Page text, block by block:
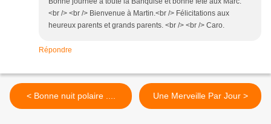
<br /> <br /> Bienvenue à Martin.<br /> Félicitations aux
heureux parents et grands parents. <br /> <br /> Caro.
Répondre
< Bonne nuit polaire .... Une Merveille Par Jour >